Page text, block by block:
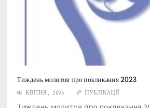
Тиждень молитов про покликання 2023
02 КВІТНЯ, 2025 ПУБЛІКАЦІЇ